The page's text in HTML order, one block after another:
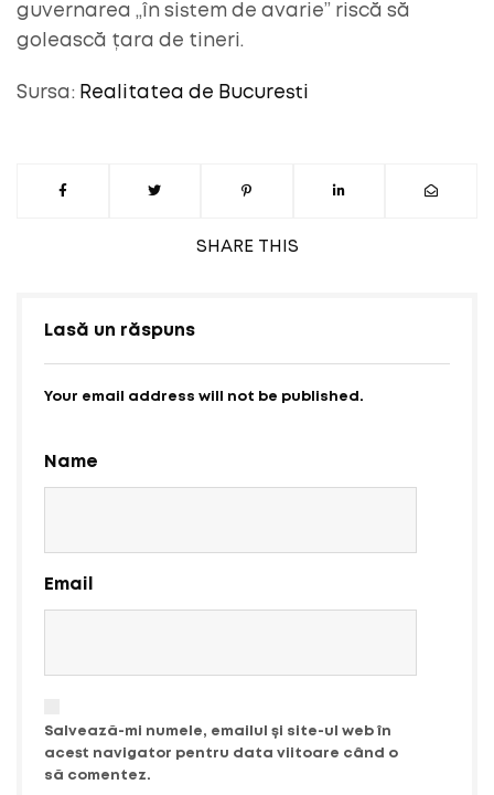
SHARE THIS
guvernarea „în sistem de avarie” riscă să
golească țara de tineri.
Sursa: Realitatea de Bucuresti
Lasă un răspuns
Your email address will not be published.
Name
Email
Salvează-mi numele, emailul și site-ul web în
acest navigator pentru data viitoare când o
să comentez.